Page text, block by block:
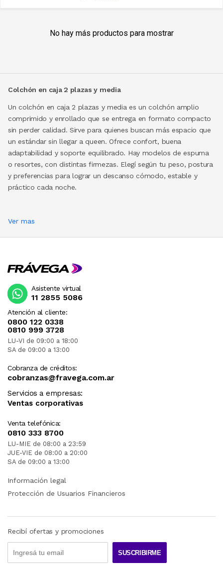
No hay más productos para mostrar
Colchón en caja 2 plazas y media
Un colchón en caja 2 plazas y media es un colchón amplio
comprimido y enrollado que se entrega en formato compacto
sin perder calidad. Sirve para quienes buscan más espacio que
un estándar sin llegar a queen. Ofrece confort, buena
adaptabilidad y soporte equilibrado. Hay modelos de espuma
o resortes, con distintas firmezas. Elegí según tu peso, postura
y preferencias para lograr un descanso cómodo, estable y
práctico cada noche.
Ver mas
Atención al cliente:
0800 122 0338
0810 999 3728
LU-VI de 09:00 a 18:00
SA de 09:00 a 13:00
Cobranza de créditos:
cobranzas@fravega.com.ar
Servicios a empresas:
Ventas corporativas
Venta telefónica:
0810 333 8700
LU-MIE de 08:00 a 23:59
JUE-VIE de 08:00 a 20:00
SA de 09:00 a 13:00
Asistente virtual
11 2855 5086
Información legal
Protección de Usuarios Financieros
Recibí ofertas y promociones
SUSCRIBIRME